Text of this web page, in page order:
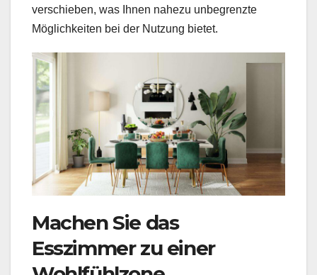
verschieben, was Ihnen nahezu unbegrenzte
Möglichkeiten bei der Nutzung bietet.
Machen Sie das
Esszimmer zu einer